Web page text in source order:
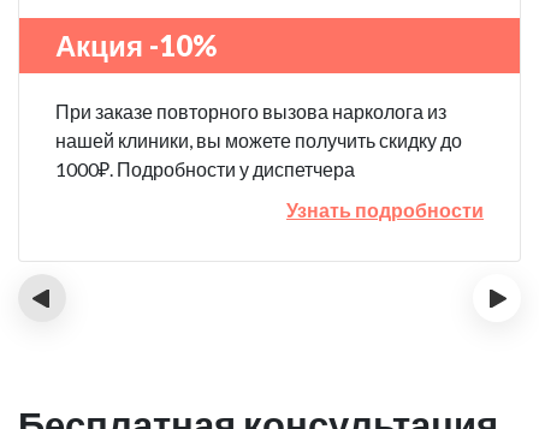
Акция -10%
При заказе повторного вызова нарколога из
нашей клиники, вы можете получить скидку до
1000₽. Подробности у диспетчера
Узнать подробности
‹ ›